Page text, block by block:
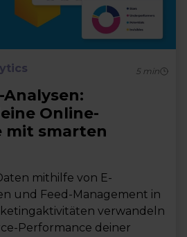
5min
Analysen:
Online-
mit smarten
mithilfe von E-
und Feed-Management in
verwandeln
Performance deiner